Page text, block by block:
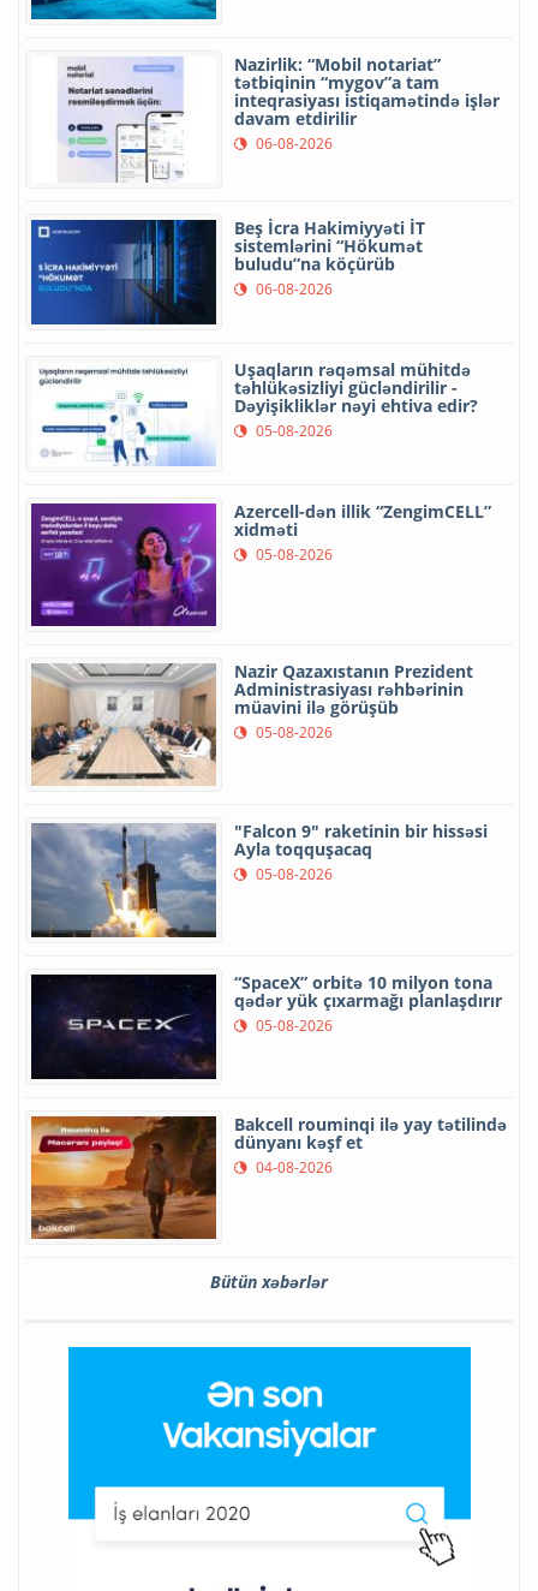
Nazirlik: “Mobil notariat”
tətbiqinin “mygov”a tam
inteqrasiyası istiqamətində işlər
davam etdirilir
06-08-2026
Beş İcra Hakimiyyəti İT
sistemlərini “Hökumət
buludu”na köçürüb
06-08-2026
Uşaqların rəqəmsal mühitdə
təhlükəsizliyi gücləndirilir -
Dəyişikliklər nəyi ehtiva edir?
05-08-2026
Azercell-dən illik “ZengimCELL”
xidməti
05-08-2026
Nazir Qazaxıstanın Prezident
Administrasiyası rəhbərinin
müavini ilə görüşüb
05-08-2026
"Falcon 9" raketinin bir hissəsi
Ayla toqquşacaq
05-08-2026
“SpaceX” orbitə 10 milyon tona
qədər yük çıxarmağı planlaşdırır
05-08-2026
Bakcell rouminqi ilə yay tətilində
dünyanı kəşf et
04-08-2026
Bütün xəbərlər